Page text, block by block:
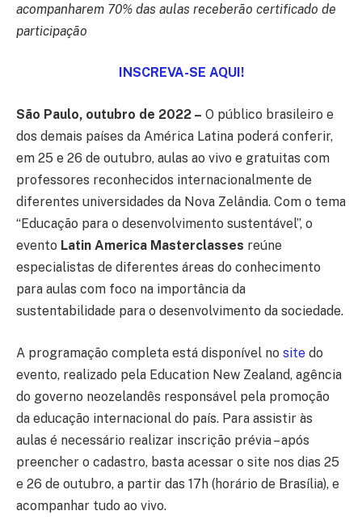
acompanharem 70% das aulas receberão certificado de
participação
INSCREVA-SE AQUI!
São Paulo, outubro de 2022 – O público brasileiro e
dos demais países da América Latina poderá conferir,
em 25 e 26 de outubro, aulas ao vivo e gratuitas com
professores reconhecidos internacionalmente de
diferentes universidades da Nova Zelândia. Com o tema
“Educação para o desenvolvimento sustentável”, o
evento Latin America Masterclasses reúne
especialistas de diferentes áreas do conhecimento
para aulas com foco na importância da
sustentabilidade para o desenvolvimento da sociedade.
A programação completa está disponível no site do
evento, realizado pela Education New Zealand, agência
do governo neozelandês responsável pela promoção
da educação internacional do país. Para assistir às
aulas é necessário realizar inscrição prévia – após
preencher o cadastro, basta acessar o site nos dias 25
e 26 de outubro, a partir das 17h (horário de Brasília), e
acompanhar tudo ao vivo.